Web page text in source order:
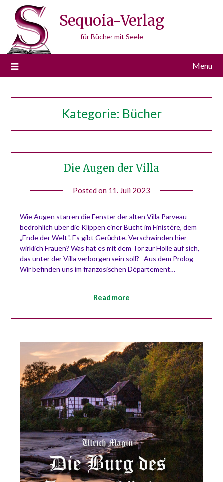
content
Sequoia-Verlag
für Bücher mit Seele
Menu
Kategorie: Bücher
Die Augen der Villa
Posted on 11. Juli 2023
Möser
Wie Augen starren die Fenster der alten Villa Parveau
bedrohlich über die Klippen einer Bucht im Finistére, dem
„Ende der Welt“. Es gibt Gerüchte. Verschwinden hier
wirklich Frauen? Was hat es mit dem Tor zur Hölle auf sich,
das unter der Villa verborgen sein soll? Aus dem Prolog
Wir befinden uns im französischen Département…
Read more